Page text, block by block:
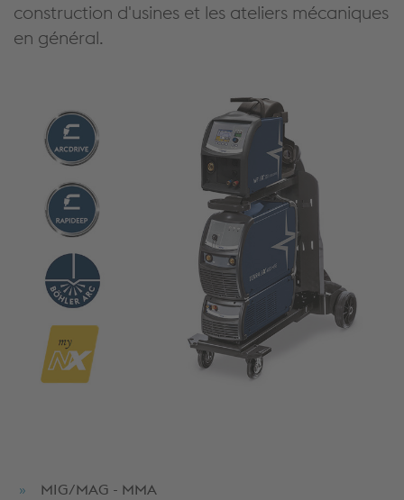
construction d'usines et les ateliers mécaniques
en général.
MIG/MAG - MMA